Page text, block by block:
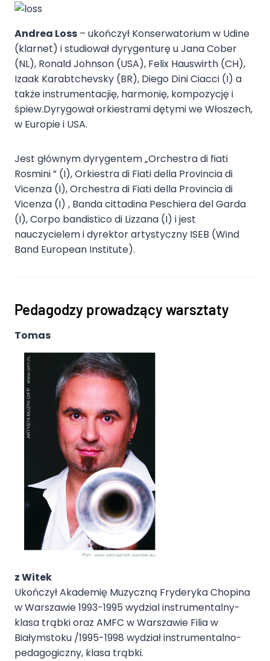
Andrea Loss – ukończył Konserwatorium w Udine
(klarnet) i studiował dyrygenturę u Jana Cober
(NL), Ronald Johnson (USA), Felix Hauswirth (CH),
Izaak Karabtchevsky (BR), Diego Dini Ciacci (I) a
także instrumentacjię, harmonię, kompozycję i
śpiew.Dyrygował orkiestrami dętymi we Włoszech,
w Europie i USA.
Jest głównym dyrygentem „Orchestra di fiati
Rosmini ” (I), Orkiestra di Fiati della Provincia di
Vicenza (I), Orchestra di Fiati della Provincia di
Vicenza (I) , Banda cittadina Peschiera del Garda
(I), Corpo bandistico di Lizzana (I) i jest
nauczycielem i dyrektor artystyczny ISEB (Wind
Band European Institute).
Pedagodzy prowadzący warsztaty
Tomas
z Witek
Ukończył Akademię Muzyczną Fryderyka Chopina
w Warszawie 1993-1995 wydzial instrumentalny-
klasa trąbki oraz AMFC w Warszawie Filia w
Białymstoku /1995-1998 wydział instrumentalno-
pedagogiczny, klasa trąbki.